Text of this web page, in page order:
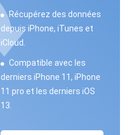
Récupérez des données
depuis iPhone, iTunes et
iCloud.
Compatible avec les
derniers iPhone 11, iPhone
11 pro et les derniers iOS
13.